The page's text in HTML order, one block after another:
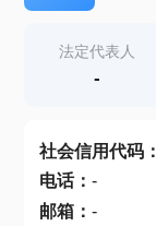
查产地
法定代表人
-
社会信用代码：
电话： -
邮箱： -